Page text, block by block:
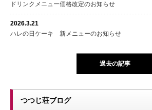
ドリンクメニュー価格改定のお知らせ
2026.3.21
ハレの日ケーキ 新メニューのお知らせ
過去の記事
つつじ荘ブログ